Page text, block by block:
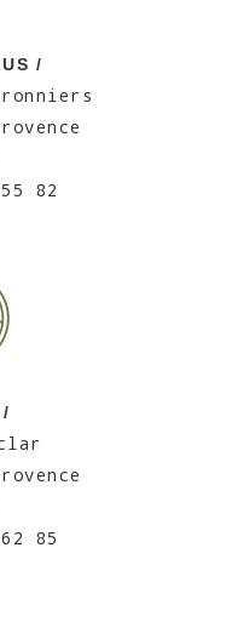
/
82
85